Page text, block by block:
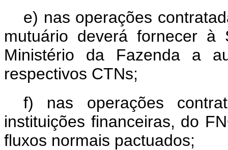
e) nas operações
mutuário deverá fornecer à
Ministério da Fazenda a
respectivos CTNs;
f) nas operações
instituições financeiras, do
fluxos normais pactuados;